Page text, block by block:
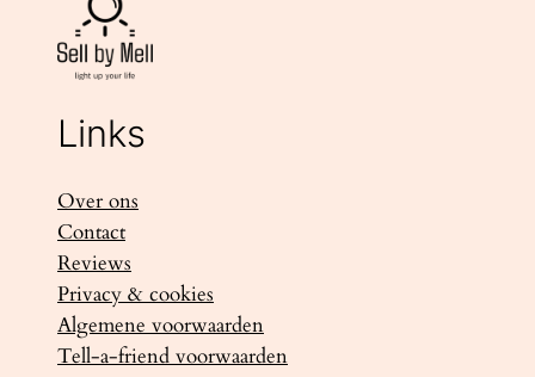
Links
Over ons
Contact
Reviews
Privacy & cookies
Algemene voorwaarden
Tell-a-friend voorwaarden